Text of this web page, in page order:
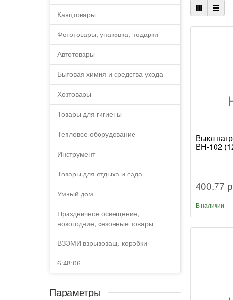
Канцтовары
Фототовары, упаковка, подарки
Автотовары
Бытовая химия и средства ухода
Хозтовары
Товары для гигиены
Тепловое оборудование
Инструмент
Товары для отдыха и сада
Умный дом
Праздничное освещение,
новогодние, сезонные товары
ВЗЭМИ взрывозащ. коробки
6:48:06
Параметры
Выкл
ВН-102
400.77
В наличии